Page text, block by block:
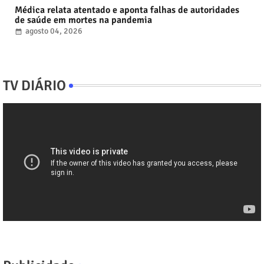
Médica relata atentado e aponta falhas de autoridades
de saúde em mortes na pandemia
agosto 04, 2026
TV DIÁRIO